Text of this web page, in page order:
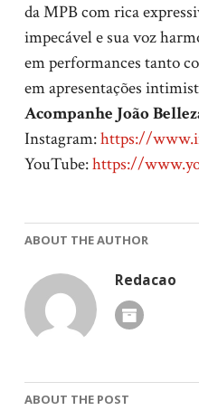
da MPB com rica
impecável e sua voz
em performances tanto
em apresentações
Acompanhe João
Instagram:https://
YouTube:https://
ABOUT THE AUTHOR
Redacao
ABOUT THE POST